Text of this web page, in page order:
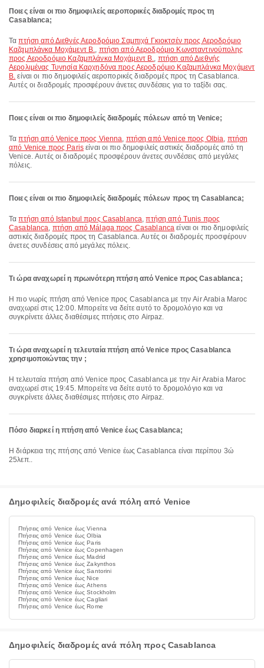
Ποιες είναι οι πιο δημοφιλείς αεροπορικές διαδρομές προς τη
Casablanca;
Ταπτήση από Διεθνές Αεροδρόμιο Σαμπιχά Γκιοκτσέν προς Αεροδρόμιο
Καζαμπλάνκα Μοχάμεντ Β., πτήση από Αεροδρόμιο Κωνσταντινούπολης
προς Αεροδρόμιο Καζαμπλάνκα Μοχάμεντ Β., πτήση από Διεθνής
Αερολιμένας Τυνησία Καρχηδόνα προς Αεροδρόμιο Καζαμπλάνκα Μοχάμεντ
Β. είναι οι πιο δημοφιλείς αεροπορικές διαδρομές προς τη Casablanca.
Αυτές οι διαδρομές προσφέρουν άνετες συνδέσεις για το ταξίδι σας.
Ποιες είναι οι πιο δημοφιλείς διαδρομές πόλεων από τη Venice;
Ταπτήση από Venice προς Vienna, πτήση από Venice προς Olbia, πτήση
από Venice προς Parisείναι οι πιο δημοφιλείς αστικές διαδρομές από τη
Venice. Αυτές οι διαδρομές προσφέρουν άνετες συνδέσεις από μεγάλες
πόλεις.
Ποιες είναι οι πιο δημοφιλείς διαδρομές πόλεων προς τη Casablanca;
Ταπτήση από Istanbul προς Casablanca,πτήση από Tunis προς
Casablanca, πτήση από Málaga προς Casablanca είναι οι πιο δημοφιλείς
αστικές διαδρομές προς τη Casablanca. Αυτές οι διαδρομές προσφέρουν
άνετες συνδέσεις από μεγάλες πόλεις.
Τι ώρα αναχωρεί η πρωινότερη πτήση από Venice προς Casablanca;
Η πιο νωρίς πτήση από Venice προς Casablanca με την Air Arabia Maroc
αναχωρεί στις 12:00. Μπορείτε να δείτε αυτό το δρομολόγιο και να
συγκρίνετε άλλες διαθέσιμες πτήσεις στο Airpaz.
Τι ώρα αναχωρεί η τελευταία πτήση από Venice προς Casablanca
χρησιμοποιώντας την ;
Η τελευταία πτήση από Venice προς Casablanca με την Air Arabia Maroc
αναχωρεί στις 19:45. Μπορείτε να δείτε αυτό το δρομολόγιο και να
συγκρίνετε άλλες διαθέσιμες πτήσεις στο Airpaz.
Πόσο διαρκεί η πτήση από Venice έως Casablanca;
Η διάρκεια της πτήσης από Venice έως Casablanca είναι περίπου 3ώ
25λεπ..
Δημοφιλείς διαδρομές ανά πόλη από Venice
Πτήσεις από Venice έως Vienna
Πτήσεις από Venice έως Olbia
Πτήσεις από Venice έως Paris
Πτήσεις από Venice έως Copenhagen
Πτήσεις από Venice έως Madrid
Πτήσεις από Venice έως Zakynthos
Πτήσεις από Venice έως Santorini
Πτήσεις από Venice έως Nice
Πτήσεις από Venice έως Athens
Πτήσεις από Venice έως Stockholm
Πτήσεις από Venice έως Cagliari
Πτήσεις από Venice έως Rome
Δημοφιλείς διαδρομές ανά πόλη προς Casablanca